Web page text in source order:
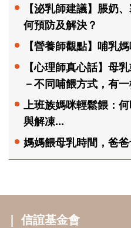
【泌乳師建議】脹奶
何預防及解決？
【營養師觀點】哺乳
【心理師真心話】母
－不同哺餵方式，有一
上班族媽咪輕鬆餵：
與解凍...
媽媽餵母乳時間，爸
信誼基金會